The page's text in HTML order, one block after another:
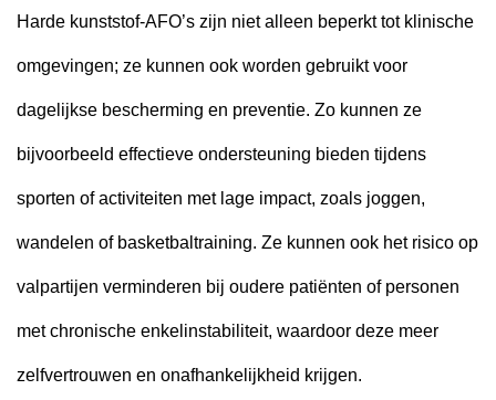
Harde kunststof-AFO’s zijn niet alleen beperkt tot klinische
omgevingen; ze kunnen ook worden gebruikt voor
dagelijkse bescherming en preventie. Zo kunnen ze
bijvoorbeeld effectieve ondersteuning bieden tijdens
sporten of activiteiten met lage impact, zoals joggen,
wandelen of basketbaltraining. Ze kunnen ook het risico op
valpartijen verminderen bij oudere patiënten of personen
met chronische enkelinstabiliteit, waardoor deze meer
zelfvertrouwen en onafhankelijkheid krijgen.